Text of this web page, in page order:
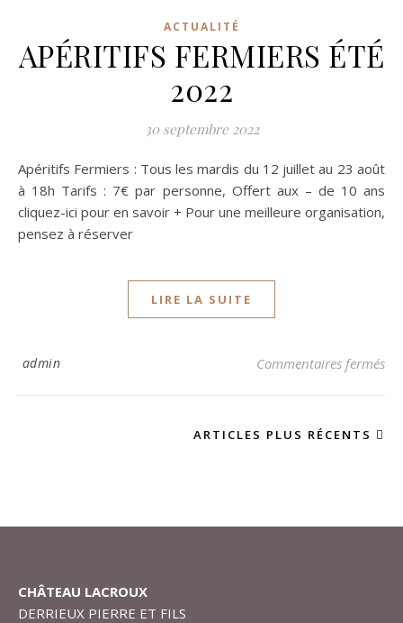
ACTUALITÉ
APÉRITIFS FERMIERS ÉTÉ
2022
30 septembre 2022
Apéritifs Fermiers : Tous les mardis du 12 juillet au 23 août
à 18h Tarifs : 7€ par personne, Offert aux – de 10 ans
cliquez-ici pour en savoir + Pour une meilleure organisation,
pensez à réserver
LIRE LA SUITE
admin Commentaires fermés
ARTICLES PLUS RÉCENTS
CHÂTEAU LACROUX
DERRIEUX PIERRE ET FILS